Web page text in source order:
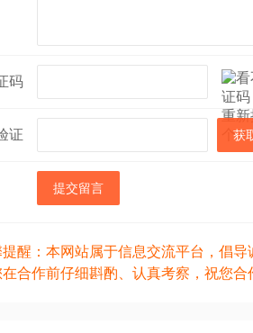
码
证 获
提交留言
醒：本网站属于信息交流平台，倡
合作前仔细斟酌、认真考察，祝您合